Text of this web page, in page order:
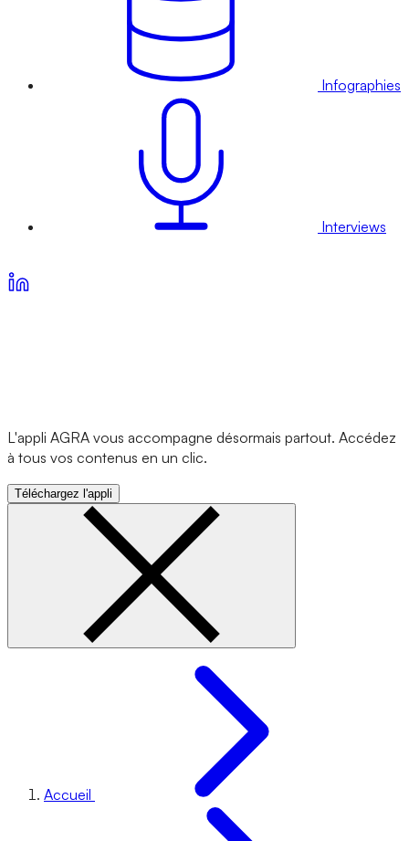
Infographies
Interviews
L'appli AGRA vous accompagne désormais partout. Accédez
à tous vos contenus en un clic.
Téléchargez l'appli
Accueil